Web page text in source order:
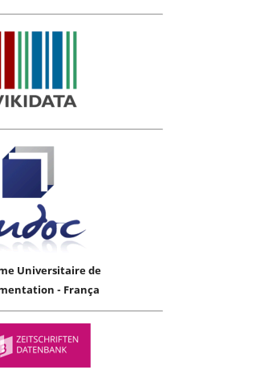
Universitaire de
- França